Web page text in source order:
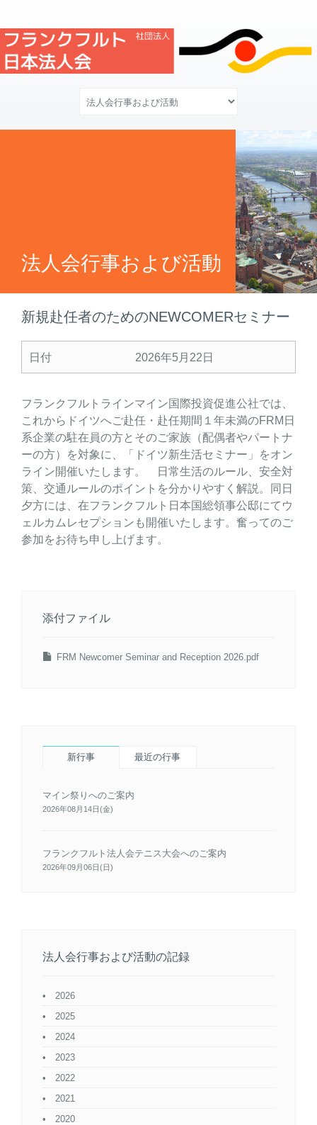
法人会行事および活動
新規赴任者のためのNEWCOMERセミナー
日付 2026年5月22日
フランクフルトラインマイン国際投資促進公社では、
これからドイツへご赴任・赴任期間１年未満のFRM日
系企業の駐在員の方とそのご家族（配偶者やパートナ
ーの方）を対象に、「ドイツ新生活セミナー」をオン
ライン開催いたします。 日常生活のルール、安全対
策、交通ルールのポイントを分かりやすく解説。同日
夕方には、在フランクフルト日本国総領事公邸にてウ
ェルカムレセプションも開催いたします。奮ってのご
参加をお待ち申し上げます。
添付ファイル
FRM Newcomer Seminar and Reception 2026.pdf
新行事 最近の行事
マイン祭りへのご案内
2026年08月14日(金)
フランクフルト法人会テニス大会へのご案内
2026年09月06日(日)
法人会行事および活動の記録
2026
2025
2024
2023
2022
2021
2020